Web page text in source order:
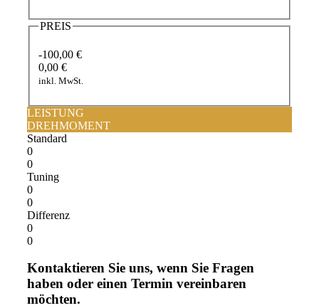
PREIS
-100,00 €
0,00 €
inkl. MwSt.
LEISTUNG
DREHMOMENT
Standard
0
0
Tuning
0
0
Differenz
0
0
Kontaktieren Sie uns, wenn Sie Fragen
haben oder einen Termin vereinbaren
möchten.